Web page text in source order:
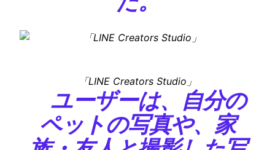
「LINE Creators Studio」
ユーザーは、自分の
ペットの写真や、家